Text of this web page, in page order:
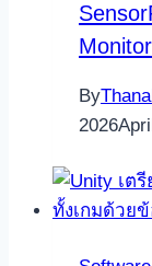
By
2026